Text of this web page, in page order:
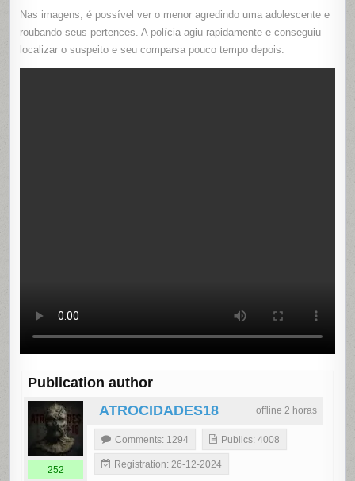
Nas imagens, é possível ver o menor agredindo uma adolescente e
roubando seus pertences. A polícia agiu rapidamente e conseguiu
localizar o suspeito e seu comparsa pouco tempo depois.
Publication author
offline 2 horas
ATROCIDADES18
252
Comments: 1294 Publics: 4008
Registration: 26-12-2024